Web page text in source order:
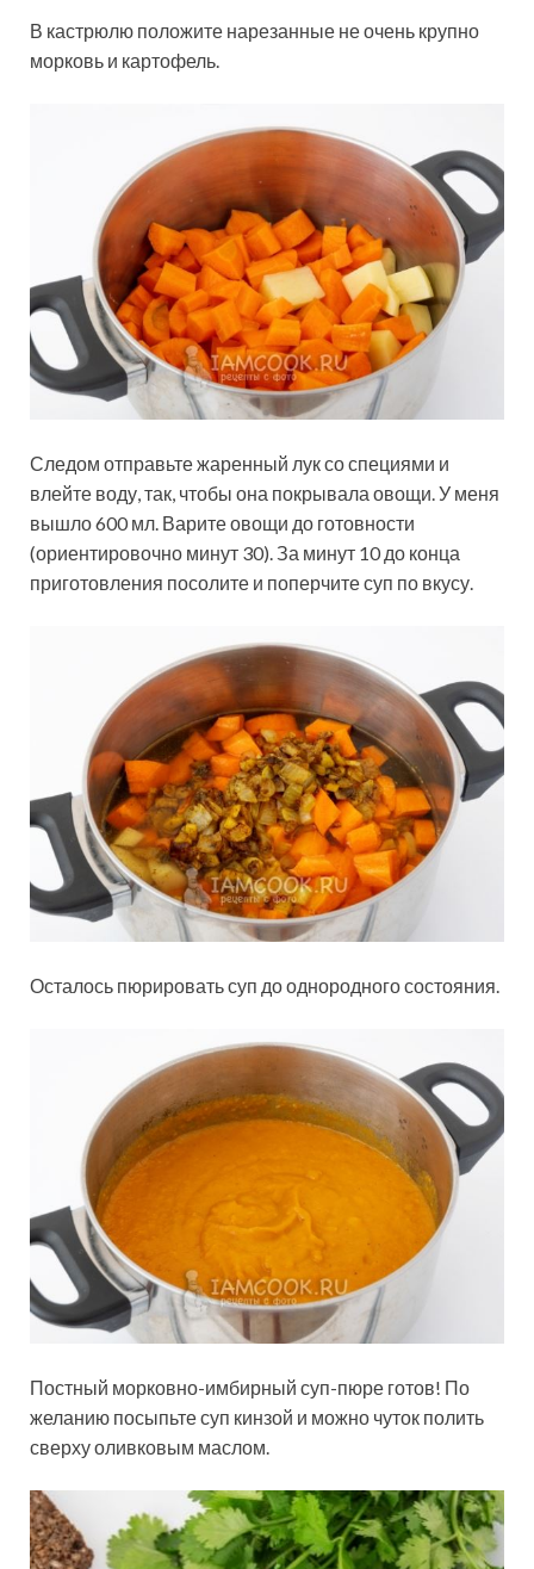
В кастрюлю положите нарезанные не очень крупно
морковь и картофель.
Следом отправьте жаренный лук со специями и
влейте воду, так, чтобы она покрывала овощи. У меня
вышло 600 мл. Варите овощи до готовности
(ориентировочно минут 30). За минут 10 до конца
приготовления посолите и поперчите суп по вкусу.
Осталось пюрировать суп до однородного состояния.
Постный морковно-имбирный суп-пюре готов! По
желанию посыпьте суп кинзой и можно чуток полить
сверху оливковым маслом.